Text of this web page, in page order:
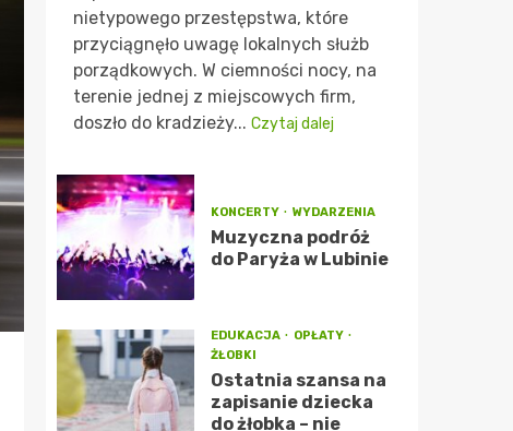
nietypowego przestępstwa, które
przyciągnęło uwagę lokalnych służb
porządkowych. W ciemności nocy, na
terenie jednej z miejscowych firm,
doszło do kradzieży... Czytaj dalej
KONCERTY WYDARZENIA
Muzyczna podróż
do Paryża w Lubinie
EDUKACJA
OPŁATY
ŻŁOBKI
Ostatnia szansa na
zapisanie dziecka
do żłobka – nie